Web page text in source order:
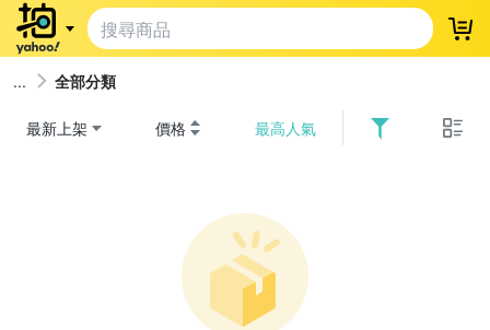
登
全部分類
最新上架 價格 最高人氣